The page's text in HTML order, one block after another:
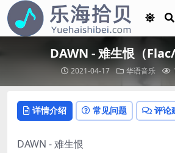
DAWN - 难生恨（Flac/
2021-04-17 华语音乐
详情介绍 常见问题 评论
DAWN - 难生恨